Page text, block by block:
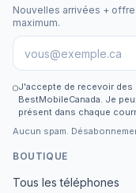
Nouvelles arrivées +
maximum.
J'accepte de recevoir des
BestMobileCanada. Je
présent dans chaque
Aucun spam.
BOUTIQUE
Tous les téléphones